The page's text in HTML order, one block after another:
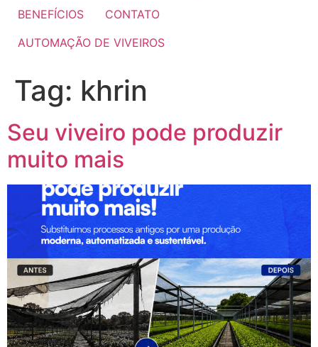
BENEFÍCIOS
CONTATO
AUTOMAÇÃO DE VIVEIROS
Tag: khrin
Seu viveiro pode produzir
muito mais